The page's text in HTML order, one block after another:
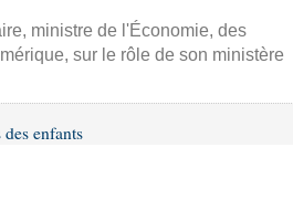
ministre de l'Économie, des
sur le rôle de son ministère
enfants